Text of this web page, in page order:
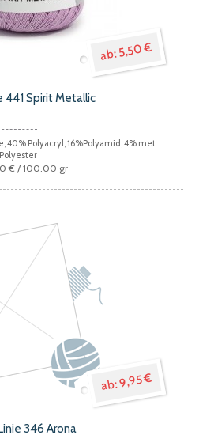
5,50 €
441 Spirit Metallic
40% Polyacryl, 16%Polyamid, 4% met.
Polyester
€ / 100.00 gr
9,95 €
346 Arona